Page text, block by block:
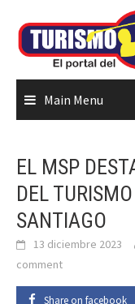
content
Main Menu
EL MSP
DEL
SANTIAGO
13 diciembre 2023
comment
Share on facebook